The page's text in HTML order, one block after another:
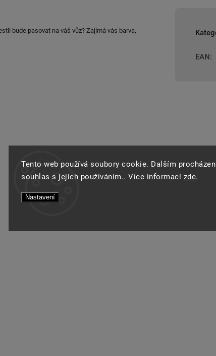
Tento web používá soubory cookie. Dalším
souhlas s jejich používáním.. Více informací zde.
Nastavení
bude pasovat na váš vůz? Zajímá vás barva,
EAN: